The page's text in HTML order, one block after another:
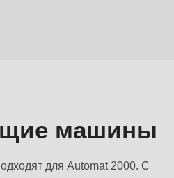
машины
для Automat 2000. С